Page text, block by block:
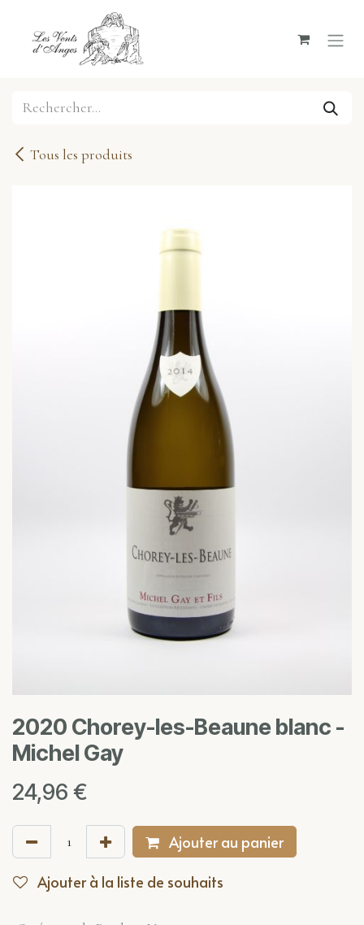
Se rendre au contenu
Tous les produits
2020 Chorey-les-Beaune blanc -
Michel Gay
24,96 €
Ajouter au panier
Ajouter à la liste de souhaits